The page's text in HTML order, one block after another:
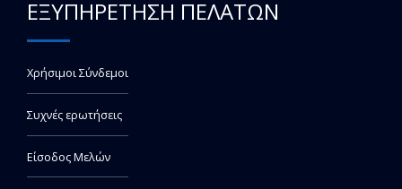
ΕΞΥΠΗΡΕΤΗΣΗ ΠΕΛΑΤΩΝ
Χρήσιμοι Σύνδεμοι
Συχνές ερωτήσεις
Είσοδος Μελών